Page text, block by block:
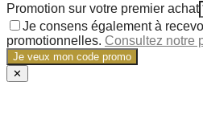
Promotion sur votre premier achat
Je consens également à
promotionnelles. Consultez notre
Je veux mon code promo
✕